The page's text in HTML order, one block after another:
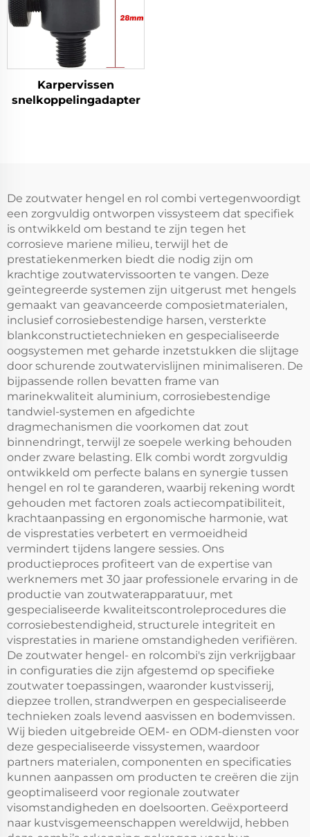
Karpervissen
snelkoppelingadapter
De zoutwater hengel en rol combi vertegenwoordigt
een zorgvuldig ontworpen vissysteem dat specifiek
is ontwikkeld om bestand te zijn tegen het
corrosieve mariene milieu, terwijl het de
prestatiekenmerken biedt die nodig zijn om
krachtige zoutwatervissoorten te vangen. Deze
geïntegreerde systemen zijn uitgerust met hengels
gemaakt van geavanceerde composietmaterialen,
inclusief corrosiebestendige harsen, versterkte
blankconstructietechnieken en gespecialiseerde
oogsystemen met geharde inzetstukken die slijtage
door schurende zoutwatervislijnen minimaliseren. De
bijpassende rollen bevatten frame van
marinekwaliteit aluminium, corrosiebestendige
tandwiel-systemen en afgedichte
dragmechanismen die voorkomen dat zout
binnendringt, terwijl ze soepele werking behouden
onder zware belasting. Elk combi wordt zorgvuldig
ontwikkeld om perfecte balans en synergie tussen
hengel en rol te garanderen, waarbij rekening wordt
gehouden met factoren zoals actiecompatibiliteit,
krachtaanpassing en ergonomische harmonie, wat
de visprestaties verbetert en vermoeidheid
vermindert tijdens langere sessies. Ons
productieproces profiteert van de expertise van
werknemers met 30 jaar professionele ervaring in de
productie van zoutwaterapparatuur, met
gespecialiseerde kwaliteitscontroleprocedures die
corrosiebestendigheid, structurele integriteit en
visprestaties in mariene omstandigheden verifiëren.
De zoutwater hengel- en rolcombi's zijn verkrijgbaar
in configuraties die zijn afgestemd op specifieke
zoutwater toepassingen, waaronder kustvisserij,
diepzee trollen, strandwerpen en gespecialiseerde
technieken zoals levend aasvissen en bodemvissen.
Wij bieden uitgebreide OEM- en ODM-diensten voor
deze gespecialiseerde vissystemen, waardoor
partners materialen, componenten en specificaties
kunnen aanpassen om producten te creëren die zijn
geoptimaliseerd voor regionale zoutwater
visomstandigheden en doelsoorten. Geëxporteerd
naar kustvisgemeenschappen wereldwijd, hebben